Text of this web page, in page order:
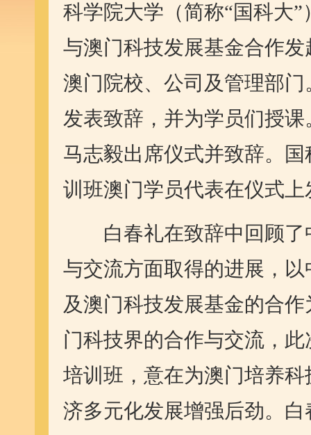
科学院大学（简称“国科大
与澳门科技发展基金合作
澳门院校、公司及管理部
发表致辞，并为学员们授
马志毅出席仪式并致辞。
训班澳门学员代表在仪式上
白春礼在致辞中回顾了
与交流方面取得的进展，
及澳门科技发展基金的合
门科技界的合作与交流，
培训班，意在为澳门培养
济多元化发展增强后劲。